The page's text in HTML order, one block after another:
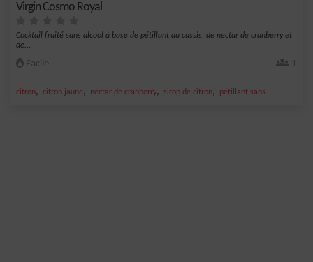
Virgin Cosmo Royal
Cocktail fruité sans alcool à base de pétillant au cassis, de nectar de cranberry et
de...
Facile 1
citron, citron jaune, nectar de cranberry, sirop de citron, pétillant sans